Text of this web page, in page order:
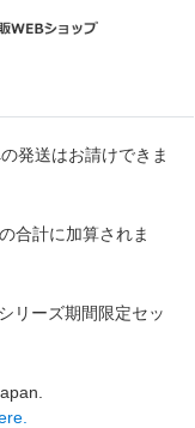
発送はお請けできま
合計に加算されま
リーズ期間限定セッ